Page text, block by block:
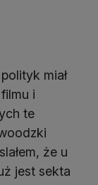
miał
i
te
że u
jest sekta